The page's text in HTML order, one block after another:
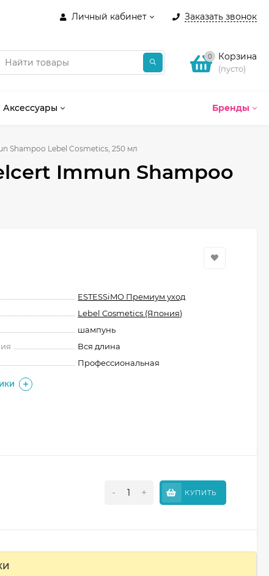
Личный кабинет Заказать звонок
0 Корзина
(пусто)
Бренды
Аксессуары
Shampoo Lebel Cosmetics, 250 мл
Immun Shampoo
ESTESSiMO Премиум уход
Lebel Cosmetics (Япония)
шампунь
Вся длина
Профессиональная
- + КУПИТЬ